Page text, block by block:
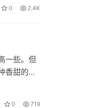
0 2.4K
一些。但
香甜的这
0 719